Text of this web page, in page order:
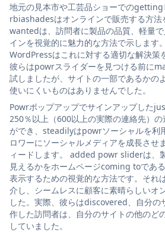
地元の見本市や工芸品ショーでのgetting
rbiashadesはオンラインで販売する方法
wantedは、訪問者に製品の品質、軽量
インを視覚的に魅力的な方法で示します
WordPressはこれに対する適切な解決策
彼らはpowrスライダーを見つける前に
試しましたが、サイトの一部であるかの
使いにくいものはありませんでした。
Powrポップアップでサインアップした
250％以上（600以上の実際の連絡先）
ができ、steadilyはpowrソーシャルを利
ロワーにソーシャルメディアを成長させ
ィードします。 added powr sliderは、
見えるかをホームページcoming toであ
表示するための視覚的な方法です。それ
介し、シームレスに顧客に素晴らしいオ
した。実際、彼らはdiscovered、自分
作した訪問者は、自分のサイトの他のど
していました。